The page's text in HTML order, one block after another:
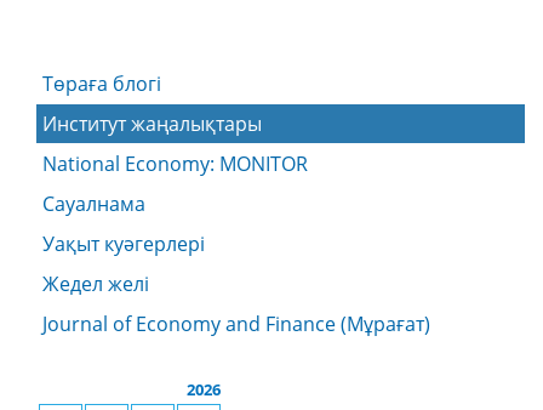
Төраға блогі
Институт жаңалықтары
National Economy: MONITOR
Сауалнама
Уақыт куәгерлері
Жедел желі
Journal of Economy and Finance (Мұрағат)
2026